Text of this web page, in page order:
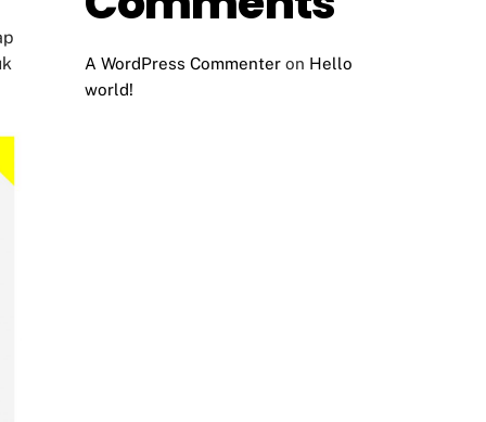
A WordPress Commenteron Hello
world!